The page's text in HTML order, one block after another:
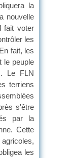
la
nouvelle
fait voter
les
fait, les
le peuple
Le FLN
terriens
s'être
par la
Cette
les